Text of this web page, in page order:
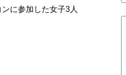
に参加した女子3人